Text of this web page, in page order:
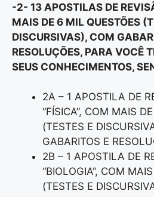
-2- 13 APOSTILAS DE
MAIS DE 6 MIL QUESTÕES
DISCURSIVAS), COM
RESOLUÇÕES, PARA VOCÊ
SEUS CONHECIMENTOS,
2A – 1 APOSTILA DE
“FÍSICA”, COM MAIS
(TESTES E
GABARITOS E
2B – 1 APOSTILA DE
“BIOLOGIA”, COM
(TESTES E